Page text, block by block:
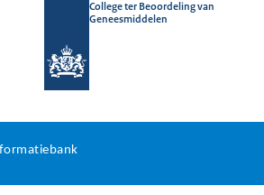
College ter Beoordeling van
Geneesmiddelen